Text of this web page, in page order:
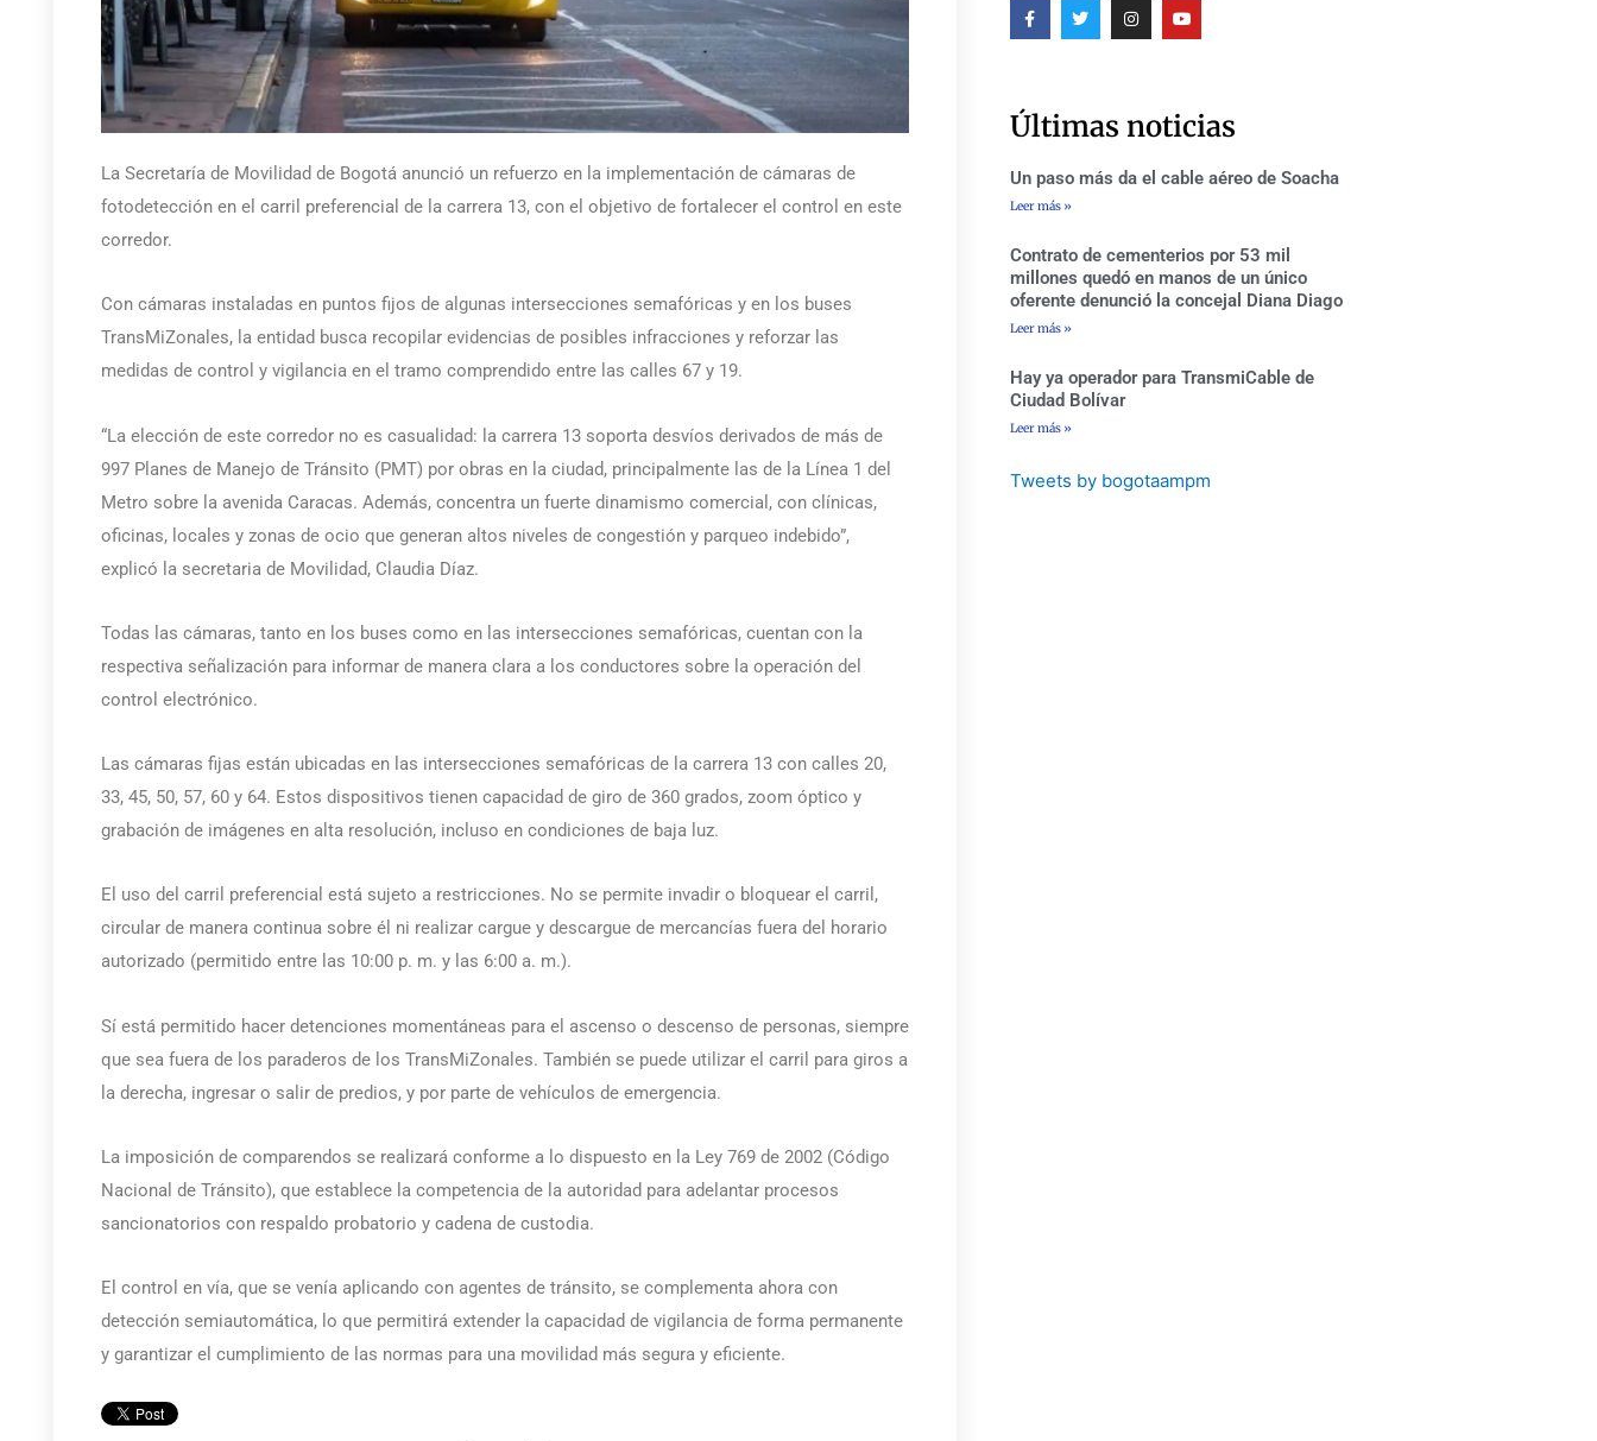
La Secretaría de Movilidad de Bogotá anunció un refuerzo en la implementación de cámaras de
fotodetección en el carril preferencial de la carrera 13, con el objetivo de fortalecer el control en este
corredor.
Con cámaras instaladas en puntos fijos de algunas intersecciones semafóricas y en los buses
TransMiZonales, la entidad busca recopilar evidencias de posibles infracciones y reforzar las
medidas de control y vigilancia en el tramo comprendido entre las calles 67 y 19.
“La elección de este corredor no es casualidad: la carrera 13 soporta desvíos derivados de más de
997 Planes de Manejo de Tránsito (PMT) por obras en la ciudad, principalmente las de la Línea 1 del
Metro sobre la avenida Caracas. Además, concentra un fuerte dinamismo comercial, con clínicas,
oficinas, locales y zonas de ocio que generan altos niveles de congestión y parqueo indebido”,
explicó la secretaria de Movilidad, Claudia Díaz.
Todas las cámaras, tanto en los buses como en las intersecciones semafóricas, cuentan con la
respectiva señalización para informar de manera clara a los conductores sobre la operación del
control electrónico.
Las cámaras fijas están ubicadas en las intersecciones semafóricas de la carrera 13 con calles 20,
33, 45, 50, 57, 60 y 64. Estos dispositivos tienen capacidad de giro de 360 grados, zoom óptico y
grabación de imágenes en alta resolución, incluso en condiciones de baja luz.
El uso del carril preferencial está sujeto a restricciones. No se permite invadir o bloquear el carril,
circular de manera continua sobre él ni realizar cargue y descargue de mercancías fuera del horario
autorizado (permitido entre las 10:00 p. m. y las 6:00 a. m.).
Sí está permitido hacer detenciones momentáneas para el ascenso o descenso de personas, siempre
que sea fuera de los paraderos de los TransMiZonales. También se puede utilizar el carril para giros a
la derecha, ingresar o salir de predios, y por parte de vehículos de emergencia.
La imposición de comparendos se realizará conforme a lo dispuesto en la Ley 769 de 2002 (Código
Nacional de Tránsito), que establece la competencia de la autoridad para adelantar procesos
sancionatorios con respaldo probatorio y cadena de custodia.
El control en vía, que se venía aplicando con agentes de tránsito, se complementa ahora con
detección semiautomática, lo que permitirá extender la capacidad de vigilancia de forma permanente
y garantizar el cumplimiento de las normas para una movilidad más segura y eficiente.
F
a
c
k
-
T
w
i
I
n
s
a
m
Y
o
u
Últimas noticias
Un paso más da el cable aéreo de Soacha
Leer más »
Contrato de cementerios por 53 mil
millones quedó en manos de un único
oferente denunció la concejal Diana Diago
Leer más »
Hay ya operador para TransmiCable de
Ciudad Bolívar
Leer más »
Tweets by bogotaampm